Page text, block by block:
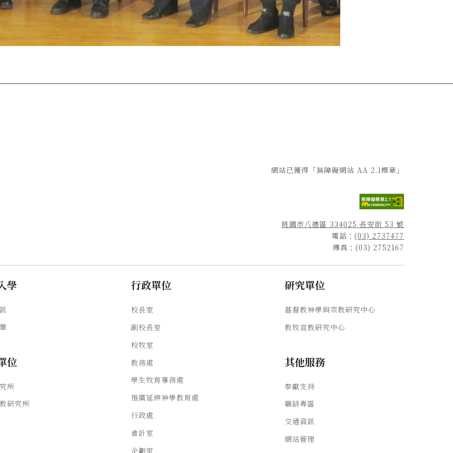
網站已獲得「無障礙網站 AA 2.1標章」
桃園市八德區 334025 長安街 53 號
電話： (03) 2737477
傳真：(03) 2752167
學
位
所
研究所
行政單位
校長室
副校長室
校牧室
教務處
學生牧育事務處
推廣延伸神學教育處
行政處
會計室
企劃室
研究單位
基督教神學與宗教研究中心
教牧宣教研究中心
其他服務
奉獻支持
職缺專區
交通資訊
網站管理